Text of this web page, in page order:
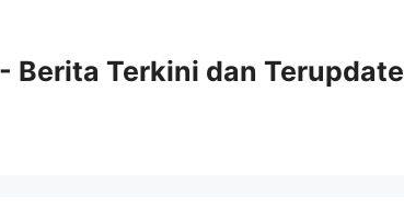
Berita Terkini dan Terupdate